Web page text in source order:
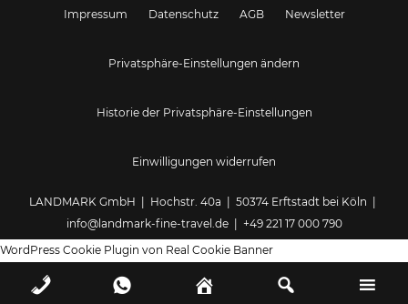
Impressum Datenschutz AGB Newsletter
Privatsphäre-Einstellungen ändern
Historie der Privatsphäre-Einstellungen
Einwilligungen widerrufen
LANDMARK GmbH | Hochstr. 40a | 50374 Erftstadt bei Köln |
info@landmark-fine-travel.de| +49 221 17 000 790
WordPress Cookie Plugin von Real Cookie Banner